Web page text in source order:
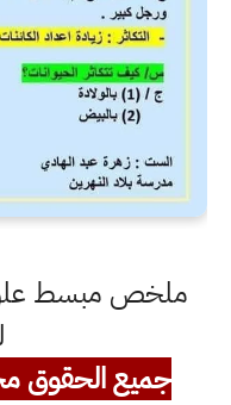
ملخص مبسط علول
جميع الحقوق